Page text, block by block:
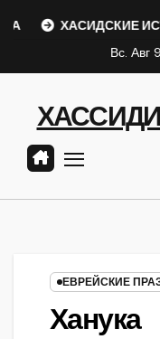
ХАСИДСКИЕ ИСТОРИИ
Вс. Авг
ЕВРЕЙСКИЕ
Ханука